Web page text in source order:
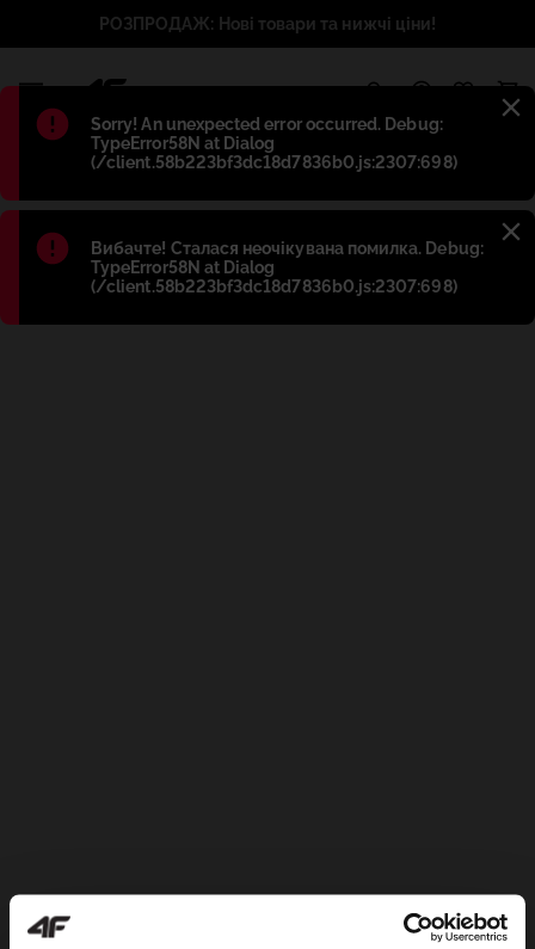
Błąd:
Sorry! An unexpected error occurred. Debug:
TypeError58N at Dialog
(/client.58b223bf3dc18d7836b0.js:2307:698)
Błąd:
Вибачте! Сталася неочікувана помилка. Debug:
TypeError58N at Dialog
(/client.58b223bf3dc18d7836b0.js:2307:698)
РОЗПРОДАЖ: Нові товари та нижчі ціни!